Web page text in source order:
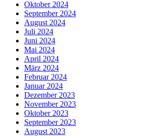
Oktober 2024
September 2024
August 2024
Juli 2024
Juni 2024
Mai 2024
April 2024
März 2024
Februar 2024
Januar 2024
Dezember 2023
November 2023
Oktober 2023
September 2023
August 2023